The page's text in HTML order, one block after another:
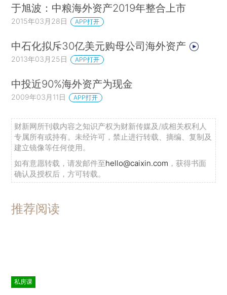
于旭波：中粮海外资产2019年整合上市
2015年03月28日 APP打开
中石化拟斥30亿美元购母公司海外资产
2013年03月25日 APP打开
中投近90%海外资产为现金
2009年03月11日 APP打开
财新网所刊载内容之知识产权为财新传媒及/或相关权利人
专属所有或持有。未经许可，禁止进行转载、摘编、复制及
建立镜像等任何使用。
如有意愿转载，请发邮件至hello@caixin.com ，获得书面
确认及授权后，方可转载。
推荐阅读
私房课